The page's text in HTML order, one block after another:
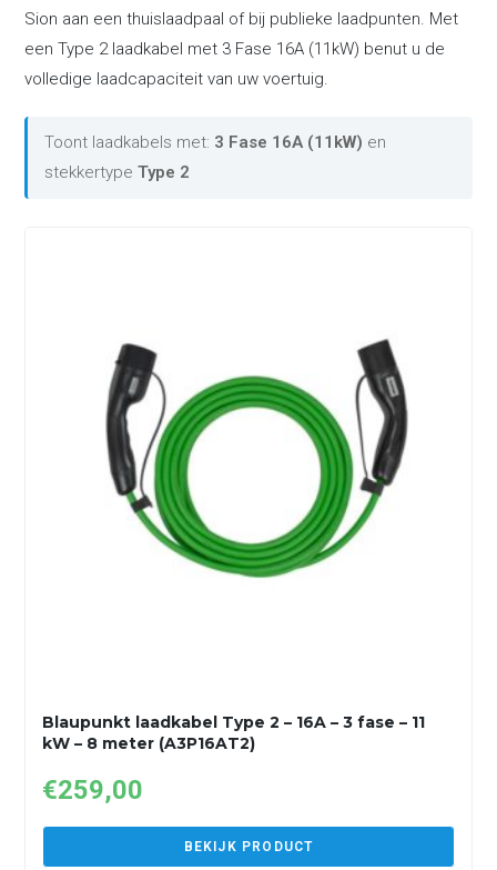
Sion aan een thuislaadpaal of bij publieke laadpunten. Met
een Type 2 laadkabel met 3 Fase 16A (11kW) benut u de
volledige laadcapaciteit van uw voertuig.
Toont laadkabels met: 3 Fase 16A (11kW) en
stekkertypeType 2
Blaupunkt laadkabel Type 2 – 16A – 3 fase – 11
kW – 8 meter (A3P16AT2)
€259,00
BEKIJK PRODUCT